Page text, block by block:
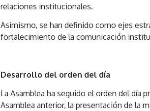
relaciones institucionales.
Asimismo, se han definido como ejes
fortalecimiento de la comunicación
Desarrollo del orden del día
La Asamblea ha seguido el orden del día
Asamblea anterior, la presentación de la